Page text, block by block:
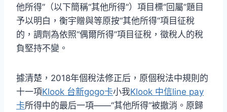
他所得”（以下簡稱“其他所得”）項目標“回屬”題目
予以明白，衡宇贈與等原按“其他所得”項目征稅
的，調劑為依照“偶爾所得”項目征稅，徵稅人的稅
負堅持不變。
據清楚，2018年個稅法修正后，原個稅法中規則的
十一項Klook 台新gogo卡小我Klook 中信line pay
卡所得中的最后一項——“其他所得”被撤消。原歸